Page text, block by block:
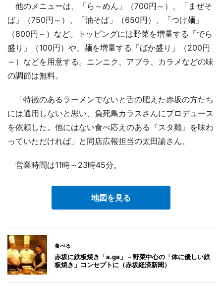
他のメニューは、「ら～めん」（700円～）、「まぜそ
ば」（750円～）、「油そば」（650円）、「つけ麺」
（800円～）など。トッピングには野菜を増量する「でら
盛り」（100円）や、麺を増量する「ばか盛り」（200円
～）などを用意する。ニンニク、アブラ、カラメなどの味
の調節は無料。
「特徴のあるラーメンでないと舌の肥えた赤坂の方たち
には通用しないと思い、負死鳥カラスさんにプロデュース
を依頼した。他にはない食べ応えのある『スタ麺』を味わ
っていただければ」と同店広報担当の太田諭さん。
営業時間は11時～23時45分。
地図を見る
食べる
赤坂に鉄板焼き「a.ga」－野菜中心の「体に優しい鉄
板焼き」コンセプトに（赤坂経済新聞）